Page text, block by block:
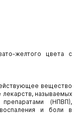
желтого цвета с
вещество
называемых
препаратами (НПВП),
и боли в